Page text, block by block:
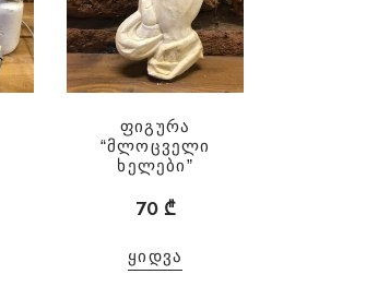
ფიგურა
“მლოცველი
ხელები”
70 ₾
ᲧᲘᲓᲕᲐ